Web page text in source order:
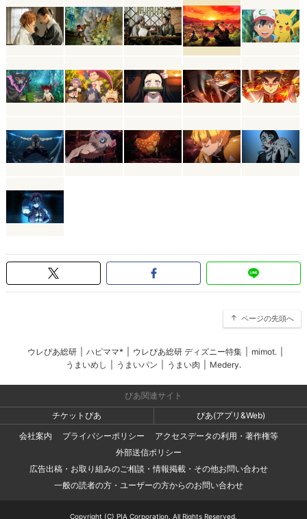
ページの先頭へ
ウレぴあ総研 ハピママ* ウレぴあ総研 ディズニー特集 mimot.
うまいめし
うまいパン うまい肉 Medery.
ぴあ関連サイト
チケットぴあ
ぴあ(アプリ&Web)
会社案内
プライバシーポリシー
アクセスデータの利用・著作権等
外部送信ポリシー
広告出稿・お取り組みのご相談・情報掲載・その他お問い合わせ
一般の読者の方・ユーザーの方からのお問い合わせ
Copyright (C) PIA Corporation. All Rights Reserved.